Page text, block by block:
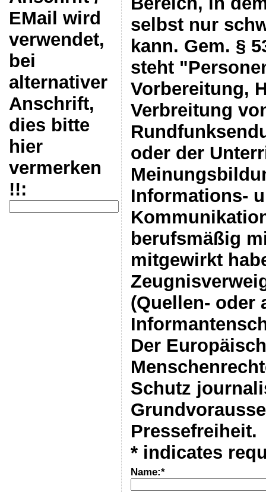
EMail wird
verwendet,
bei
alternativer
Anschrift,
dies bitte
hier
vermerken
!!:
selbst nur
kann. Gem. §
steht
Vorbereitung,
Verbreitung
oder der
Informations-
berufsmäßig
mitgewirkt
(Quellen- oder
Der
Schutz
Pressefreiheit.
* indicates
Name:*